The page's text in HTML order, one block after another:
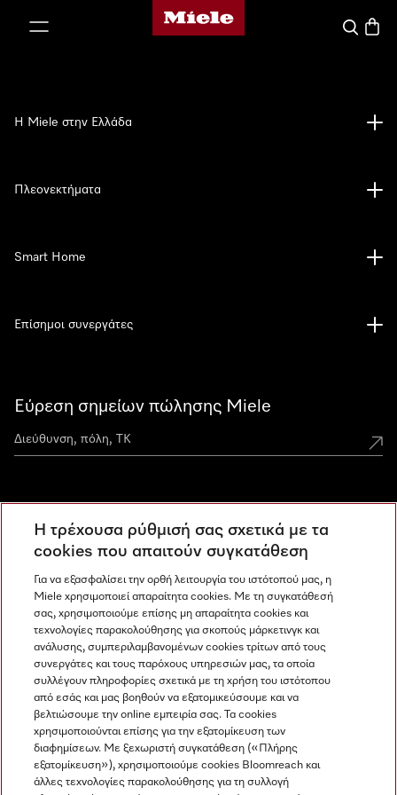
Αρχική σελίδα της Miele
Εύρεση σημείων πώλησης Miele
Ανακαλύψτε τα Miele Experience Center
Newsletter
Η Miele στην Ελλάδα
Πλεονεκτήματα
Smart Home
Επίσημοι συνεργάτες
Miele στο Instagram
Miele στο Facebook
Miele στο Youtube
Η τρέχουσα ρύθμισή σας σχετικά με τα
cookies που απαιτούν συγκατάθεση
Για να εξασφαλίσει την ορθή λειτουργία του ιστότοπού μας, η
Miele χρησιμοποιεί απαραίτητα cookies. Με τη συγκατάθεσή
σας, χρησιμοποιούμε επίσης μη απαραίτητα cookies και
τεχνολογίες παρακολούθησης για σκοπούς μάρκετινγκ και
ανάλυσης, συμπεριλαμβανομένων cookies τρίτων από τους
συνεργάτες και τους παρόχους υπηρεσιών μας, τα οποία
συλλέγουν πληροφορίες σχετικά με τη χρήση του ιστότοπου
από εσάς και μας βοηθούν να εξατομικεύσουμε και να
βελτιώσουμε την online εμπειρία σας. Τα cookies
χρησιμοποιούνται επίσης για την εξατομίκευση των
διαφημίσεων. Με ξεχωριστή συγκατάθεση («Πλήρης
εξατομίκευση»), χρησιμοποιούμε cookies Bloomreach και
άλλες τεχνολογίες παρακολούθησης για τη συλλογή